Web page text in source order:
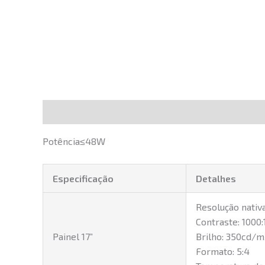
Potência≤48W
Especificação Detalhes
Painel 17”
Resolução
Contraste: 1000:1
Brilho: 350cd/
Formato: 5:4